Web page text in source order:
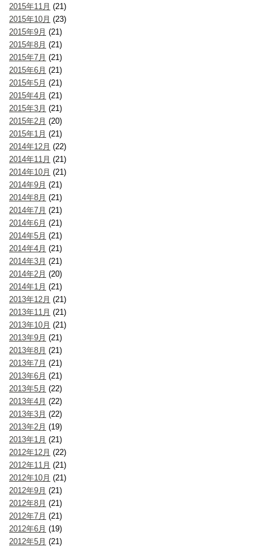
2015年11月 (21)
2015年10月 (23)
2015年9月 (21)
2015年8月 (21)
2015年7月 (21)
2015年6月 (21)
2015年5月 (21)
2015年4月 (21)
2015年3月 (21)
2015年2月 (20)
2015年1月 (21)
2014年12月 (22)
2014年11月 (21)
2014年10月 (21)
2014年9月 (21)
2014年8月 (21)
2014年7月 (21)
2014年6月 (21)
2014年5月 (21)
2014年4月 (21)
2014年3月 (21)
2014年2月 (20)
2014年1月 (21)
2013年12月 (21)
2013年11月 (21)
2013年10月 (21)
2013年9月 (21)
2013年8月 (21)
2013年7月 (21)
2013年6月 (21)
2013年5月 (22)
2013年4月 (22)
2013年3月 (22)
2013年2月 (19)
2013年1月 (21)
2012年12月 (22)
2012年11月 (21)
2012年10月 (21)
2012年9月 (21)
2012年8月 (21)
2012年7月 (21)
2012年6月 (19)
2012年5月 (21)